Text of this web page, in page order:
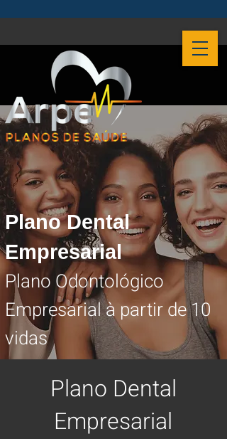
Plano Dental
Empresarial
Plano Odontológico
Empresarial à partir de 10
vidas
Plano Dental
Empresarial